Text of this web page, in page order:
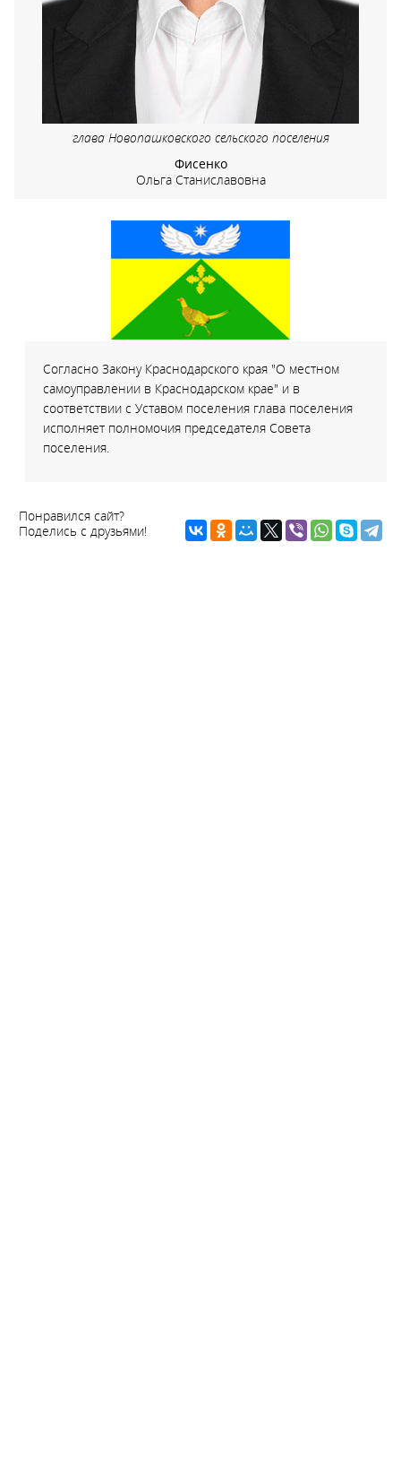
глава Новопашковского сельского поселения
Фисенко
Ольга Станиславовна
Согласно Закону Краснодарского края "О местном
самоуправлении в Краснодарском крае" и в
соответствии с Уставом поселения глава поселения
исполняет полномочия председателя Совета
поселения.
Понравился сайт?
Поделись с друзьями!